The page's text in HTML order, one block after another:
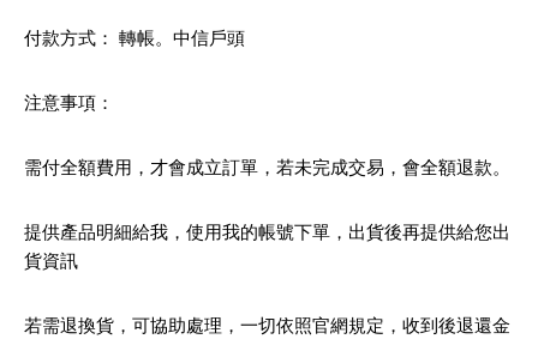
付款方式： 轉帳。中信戶頭
注意事項：
需付全額費用，才會成立訂單，若未完成交易，會全額退款。
提供產品明細給我，使用我的帳號下單，出貨後再提供給您出
貨資訊
若需退換貨，可協助處理，一切依照官網規定，收到後退還金